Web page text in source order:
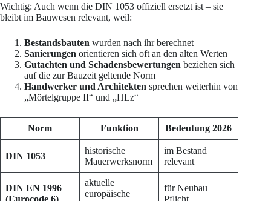
Wichtig: Auch wenn die DIN 1053 offiziell ersetzt ist – sie
bleibt im Bauwesen relevant, weil:
Bestandsbauten wurden nach ihr berechnet
Sanierungen orientieren sich oft an den alten Werten
Gutachten und Schadensbewertungen beziehen sich
auf die zur Bauzeit geltende Norm
Handwerker und Architekten sprechen weiterhin von
„Mörtelgruppe II“ und „HLz“
Norm Funktion Bedeutung 2026
DIN 1053
historische
Mauerwerksnorm
im Bestand
relevant
DIN EN 1996
(Eurocode 6)
aktuelle
europäische
für Neubau
Pflicht